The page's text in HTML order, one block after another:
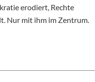
erodiert, Rechte
Nur mit ihm im Zentrum.